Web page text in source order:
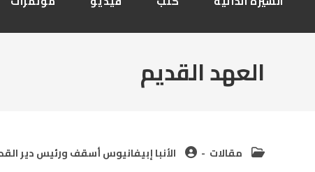
العهد القديم
Post مقالات
Post الأنبا إبيفانيوس أسقف ورئيس دير